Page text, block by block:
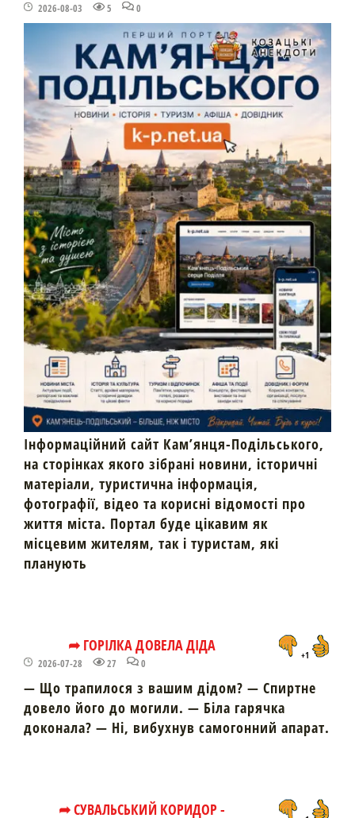
2026-08-03 5 0
Інформаційний сайт Кам’янця-Подільського,
на сторінках якого зібрані новини, історичні
матеріали, туристична інформація,
фотографії, відео та корисні відомості про
життя міста. Портал буде цікавим як
місцевим жителям, так і туристам, які
планують
➦ ГОРІЛКА ДОВЕЛА ДІДА
2026-07-28 27 0
+1
— Що трапилося з вашим дідом? — Спиртне
довело його до могили. — Біла гарячка
доконала? — Ні, вибухнув самогонний апарат.
➦ СУВАЛЬСЬКИЙ КОРИДОР -